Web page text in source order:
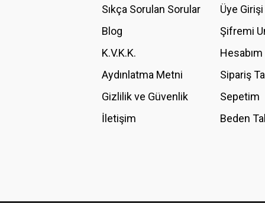
Ürün fiyatı diğer sitelerden daha pahalı.
Bu ürüne benzer farklı alternatifler olmalı.
Sıkça Sorulan Sorular
Blog
K.V.K.K.
Aydınlatma Metni
Gizlilik ve Güvenlik
İletişim
Üye Girişi
Şifremi
Hesabım
Sipariş
Sepetim
Beden